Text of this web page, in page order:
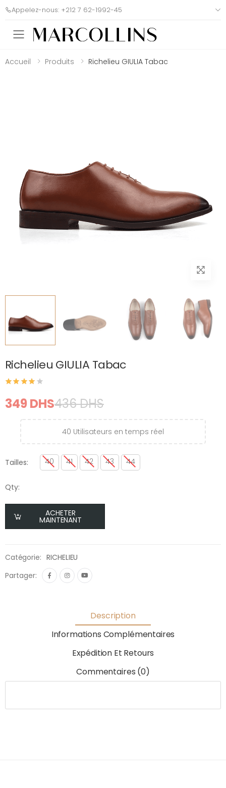
Appelez-nous: +212 7 62-1992-45
Toggle mobile menu
Accueil Produits Richelieu GIULIA Tabac
Richelieu GIULIA Tabac
349 DHS436 DHS
40 Utilisateurs en temps réel
Tailles: 40 41 42 43 44
Qty:
ACHETER
MAINTENANT
Catégorie: RICHELIEU
Partager:
Description
Informations Complémentaires
Expédition Et Retours
Commentaires (0)